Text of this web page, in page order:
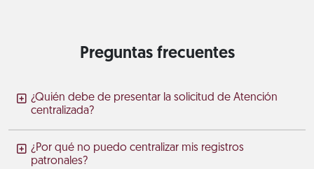
Preguntas frecuentes
¿Quién debe de presentar la solicitud de Atención
centralizada?
¿Por qué no puedo centralizar mis registros
patronales?